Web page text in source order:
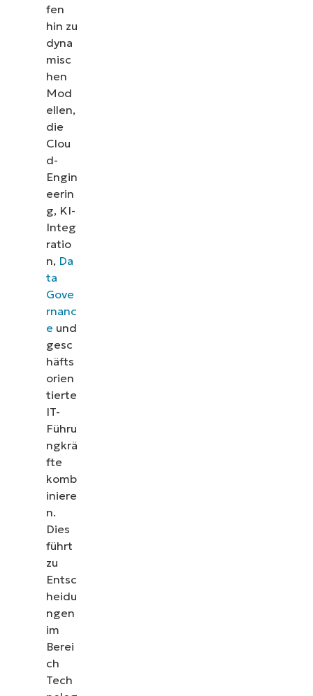
fen
hin zu
dyna
misc
hen
Mod
ellen,
die
Clou
d-
Engin
eerin
g, KI-
Integ
ratio
n, Da
ta
Gove
rnanc
eund
gesc
häfts
orien
tierte
IT-
Führu
ngkrä
fte
komb
iniere
n.
Dies
führt
zu
Entsc
heidu
ngen
im
Berei
ch
Tech